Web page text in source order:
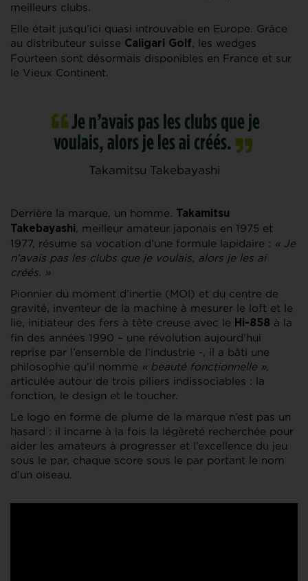
meilleurs clubs.
Elle était jusqu’ici quasi introuvable en Europe. Grâce
au distributeur suisse Caligari Golf, les wedges
Fourteen sont désormais disponibles en France et sur
le Vieux Continent.
Je n’avais pas les clubs que je
voulais, alors je les ai créés.
Takamitsu Takebayashi
Derrière la marque, un homme.
Takamitsu
Takebayashi, meilleur amateur japonais en 1975 et
1977, résume sa vocation d’une formule lapidaire : « Je
n’avais pas les clubs que je voulais, alors je les ai
créés. »
Pionnier du moment d’inertie (MOI) et du centre de
gravité, inventeur de la machine à mesurer le loft et le
lie, initiateur des fers à tête creuse avec le Hi-858 à la
fin des années 1990 – une révolution aujourd’hui
reprise par l’ensemble de l’industrie -, il a bâti une
philosophie qu’il nomme « beauté fonctionnelle »,
articulée autour de trois piliers indissociables : la
fonction, le design et le toucher.
Le logo en forme de plume de la marque n’est pas un
hasard : il incarne à la fois la légèreté recherchée pour
aider les amateurs à progresser et l’excellence du jeu
sous le par, chaque score sous le par portant le nom
d’un oiseau.